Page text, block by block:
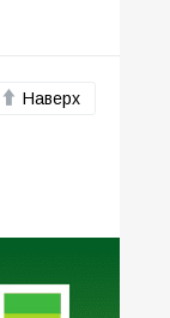
Наверх